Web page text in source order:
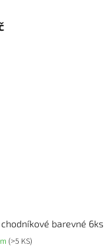
barevné 6ks
(>5 KS)